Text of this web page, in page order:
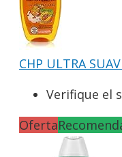
CHP ULTRA
Verifique el
Oferta